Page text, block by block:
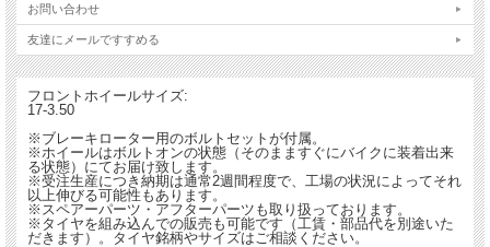
お問い合わせ
友達にメールですすめる
フロントホイールサイズ:
17-3.50
※ブレーキローター用のボルトセットが付属。
※ホイールはボルトオンの状態（そのまますぐにバイクに装着出来
る状態）にてお届け致します。
※受注生産につき納期は通常2週間程度で、工場の状況によってそれ
以上伸びる可能性もあります。
※スペアーパーツ・アフターパーツも取り扱っております。
※タイヤを組み込んでの販売も可能です（工賃・部品代を別途いた
だきます）。タイヤ銘柄やサイズはご相談ください。